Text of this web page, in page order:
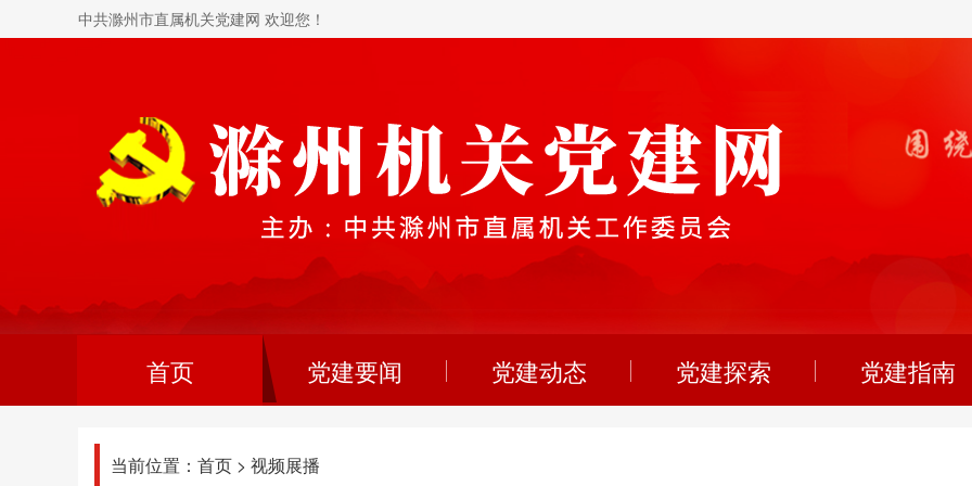
中共滁州市直属机关党建网 欢迎您！
首页 党建要闻 党建动态 党建探索 党建指南
当前位置： 首页 > 视频展播